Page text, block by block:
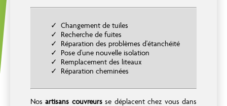
Changement de tuiles
Recherche de fuites
Réparation des problèmes d'étanchéité
Pose d'une nouvelle isolation
Remplacement des liteaux
Réparation cheminées
Nosartisans couvreursse déplacent chez vous dans